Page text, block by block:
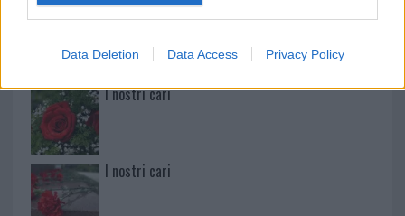
Data Deletion Data Access Privacy Policy
Martina Agostina Diturco
I nostri cari
I nostri cari